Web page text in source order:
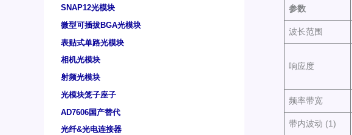
SNAP12光模块
微型可插拔BGA光模块
表贴式单路光模块
相机光模块
射频光模块
光模块笼子座子
AD7606国产替代
光纤&光电连接器
参数
波长范围
响应度
频率带宽
带内波动 (1)